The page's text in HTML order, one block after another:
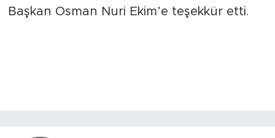
Başkan Osman Nuri Ekim’e teşekkür etti.